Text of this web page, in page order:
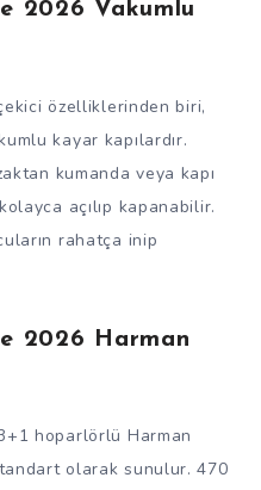
2026 Vakumlu
özelliklerinden biri,
kayar kapılardır.
kumanda veya kapı
açılıp kapanabilir.
rahatça inip
2026 Harman
hoparlörlü Harman
olarak sunulur. 470